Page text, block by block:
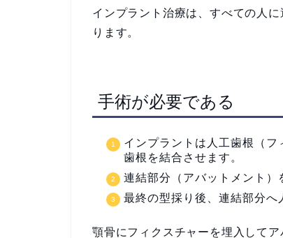
インプラント治療は、すべての人
ります。
手術が必要である
インプラントは人工歯根（
歯根を結合させます。
連結部分（アバットメント）
最終の型採り後、連結部分へ
顎骨にフィクスチャーを埋入して